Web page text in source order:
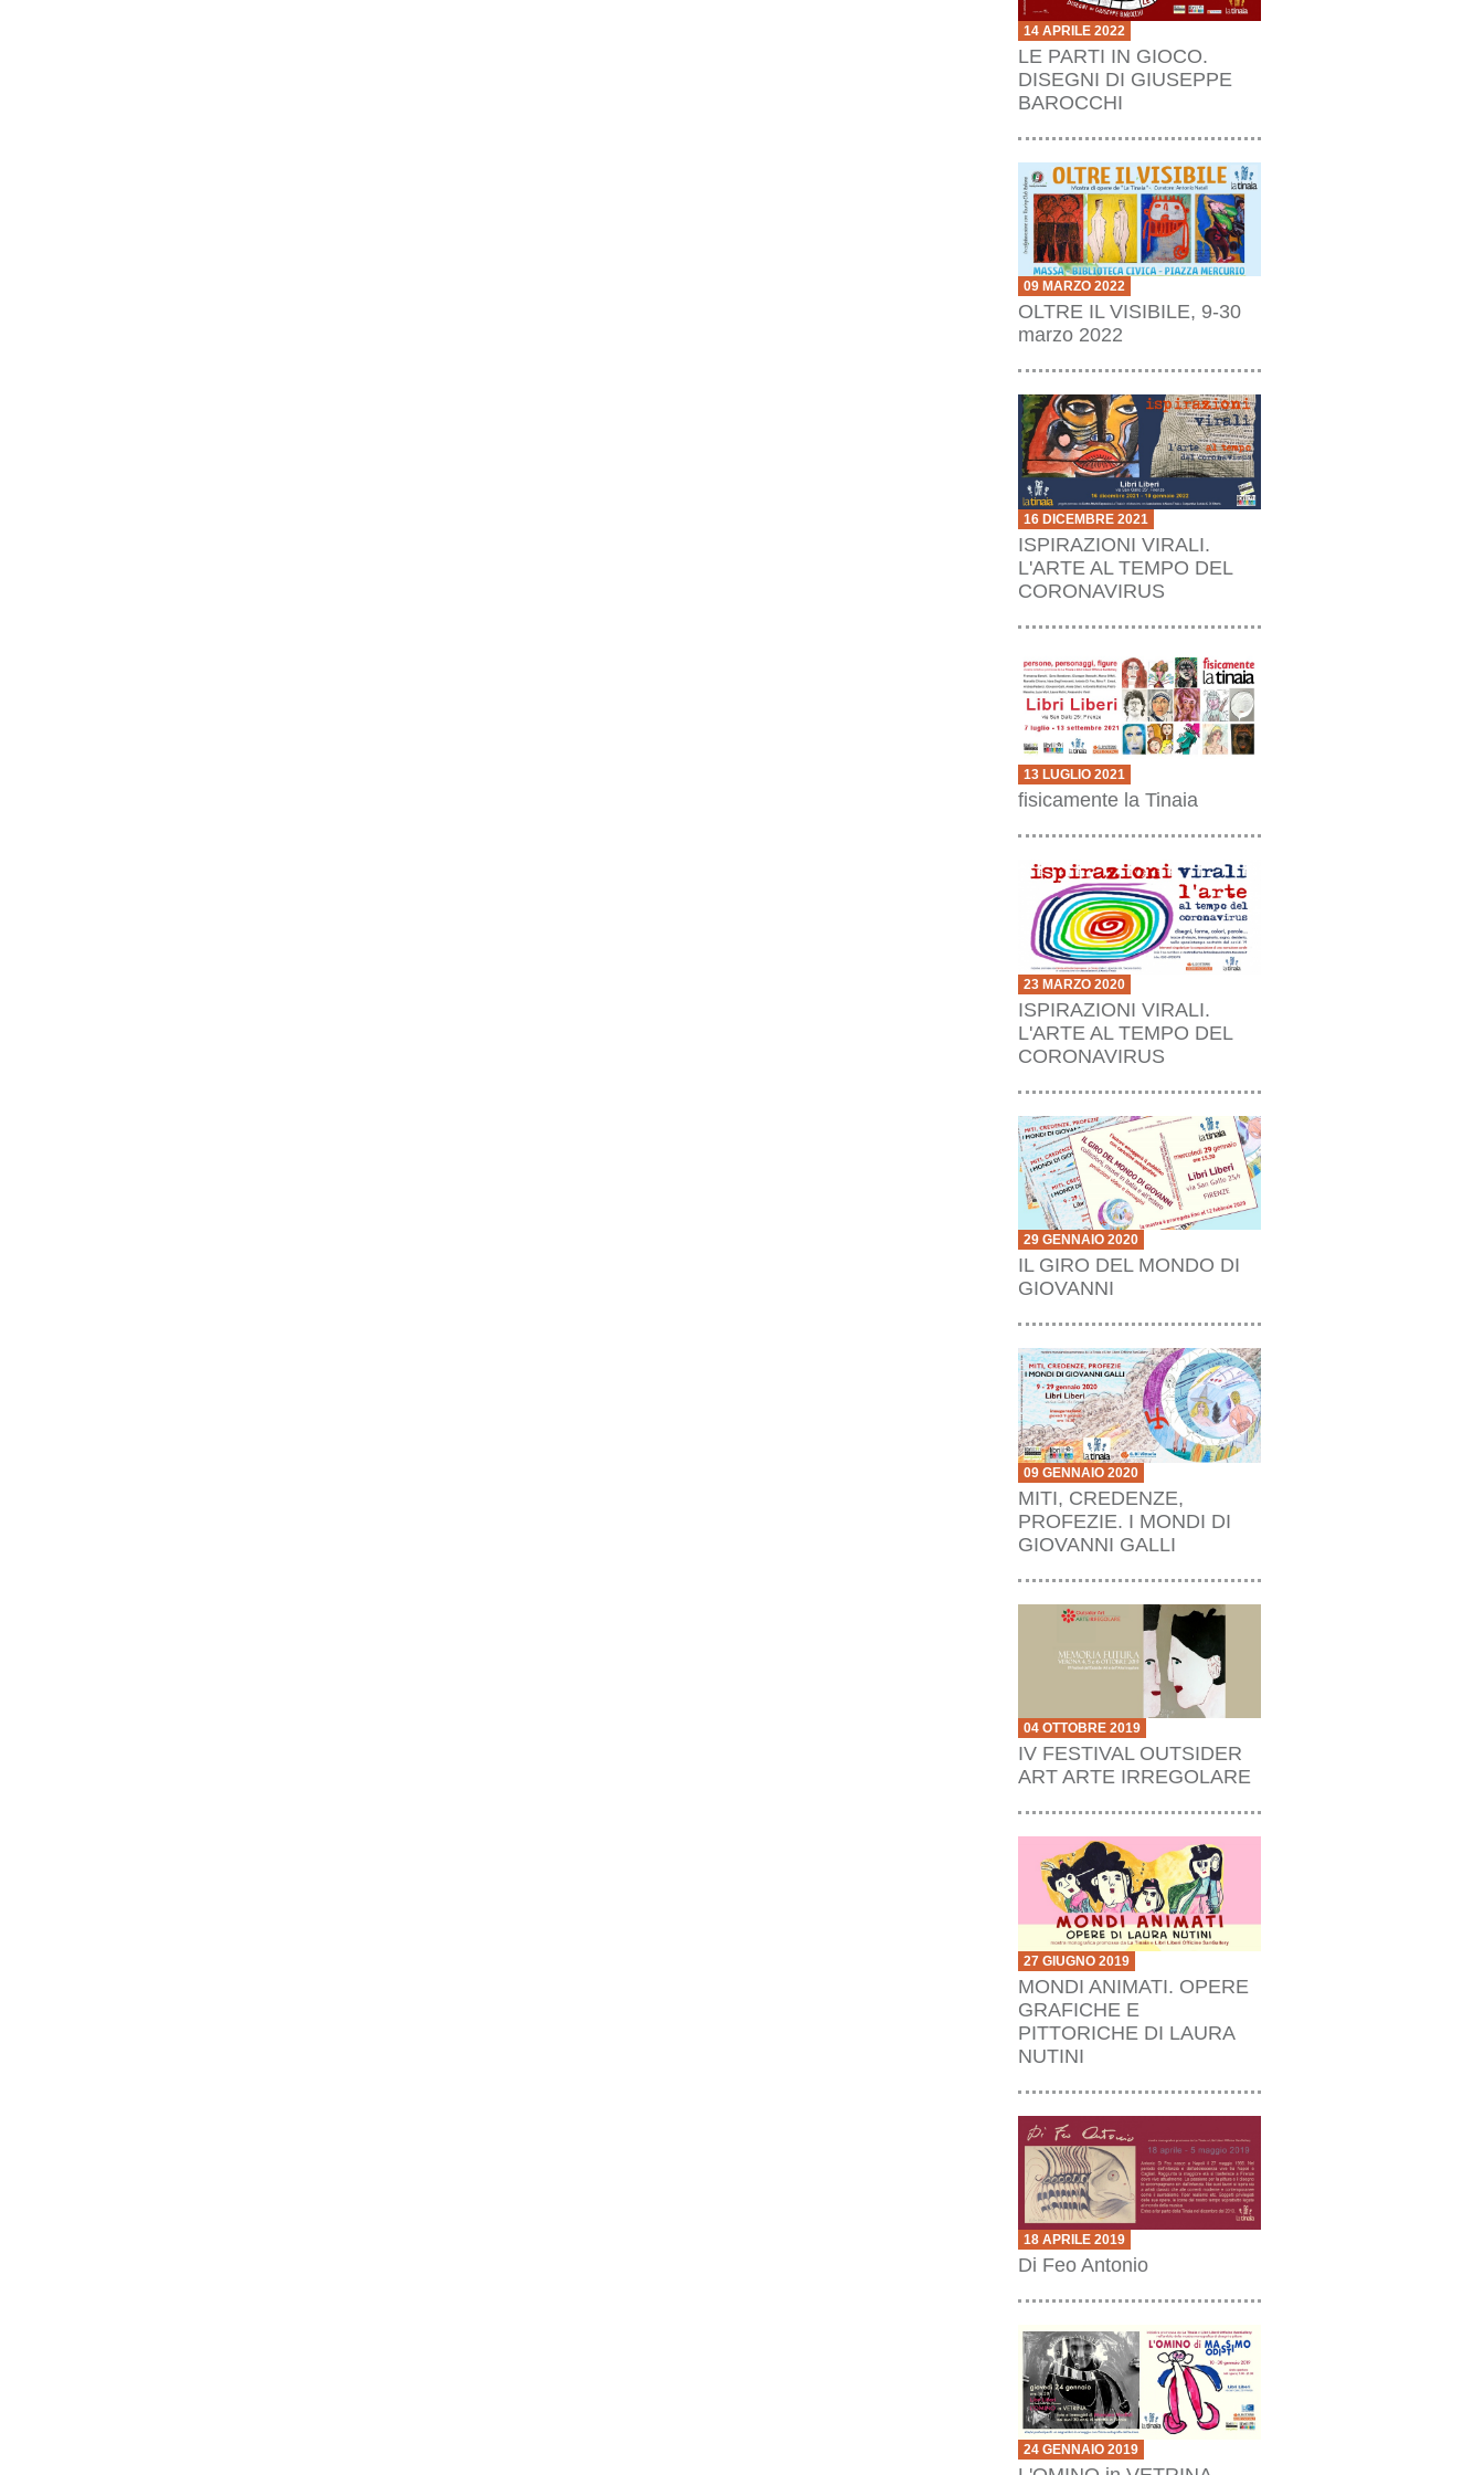
14 APRILE 2022
LE PARTI IN GIOCO.
DISEGNI DI GIUSEPPE
BAROCCHI
09 MARZO 2022
OLTRE IL VISIBILE, 9-30
marzo 2022
16 DICEMBRE 2021
ISPIRAZIONI VIRALI.
L'ARTE AL TEMPO DEL
CORONAVIRUS
13 LUGLIO 2021
fisicamente la Tinaia
23 MARZO 2020
ISPIRAZIONI VIRALI.
L'ARTE AL TEMPO DEL
CORONAVIRUS
29 GENNAIO 2020
IL GIRO DEL MONDO DI
GIOVANNI
09 GENNAIO 2020
MITI, CREDENZE,
PROFEZIE. I MONDI DI
GIOVANNI GALLI
04 OTTOBRE 2019
IV FESTIVAL OUTSIDER
ART ARTE IRREGOLARE
27 GIUGNO 2019
MONDI ANIMATI. OPERE
GRAFICHE E
PITTORICHE DI LAURA
NUTINI
18 APRILE 2019
Di Feo Antonio
24 GENNAIO 2019